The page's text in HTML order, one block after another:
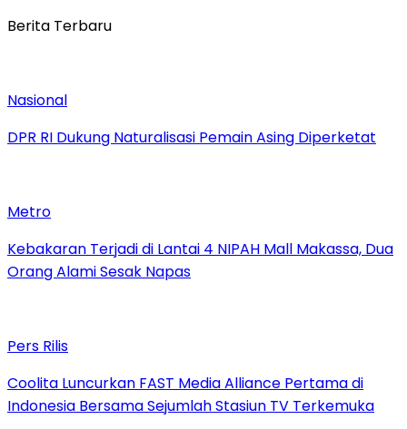
Berita Terbaru
Nasional
DPR RI Dukung Naturalisasi Pemain Asing Diperketat
Metro
Kebakaran Terjadi di Lantai 4 NIPAH Mall Makassa, Dua
Orang Alami Sesak Napas
Pers Rilis
Coolita Luncurkan FAST Media Alliance Pertama di
Indonesia Bersama Sejumlah Stasiun TV Terkemuka